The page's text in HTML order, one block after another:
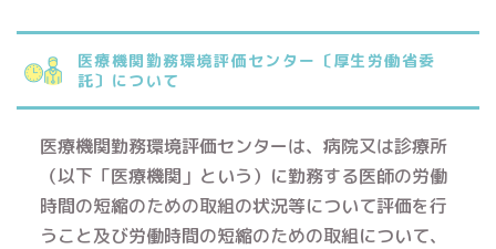
医療機関勤務環境評価センター〔厚生労働省委
託〕について
医療機関勤務環境評価センターは、病院又は診療所
（以下「医療機関」という）に勤務する医師の労働
時間の短縮のための取組の状況等について評価を行
うこと及び労働時間の短縮のための取組について、